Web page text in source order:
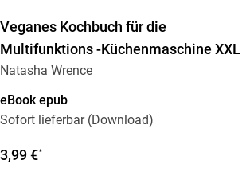
Veganes Kochbuch für die
Multifunktions -Küchenmaschine XXL
Natasha Wrence
eBook epub
Sofort lieferbar (Download)
3,99 €*